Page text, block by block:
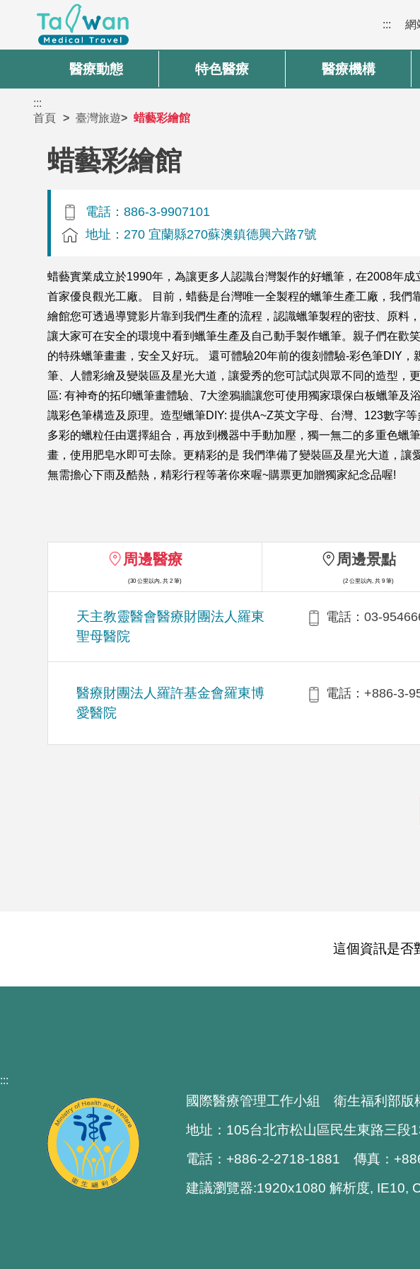
::: 網
醫療動態 特色醫療 醫療機構
:::
首頁
臺灣旅遊 蜡藝彩繪館
蜡藝彩繪館
電話：886-3-9907101
地址：270 宜蘭縣270蘇澳鎮德興六路7號
蜡藝實業成立於1990年，為讓更多人認識台灣製作的好蠟筆，在2008年
首家優良觀光工廠。 目前，蜡藝是台灣唯一全製程的蠟筆生產工廠，我
繪館您可透過導覽影片靠到我們生產的流程，認識蠟筆製程的密技、原料
讓大家可在安全的環境中看到蠟筆生產及自己動手製作蠟筆。親子們在歡
的特殊蠟筆畫畫，安全又好玩。 還可體驗20年前的復刻體驗-彩色筆DIY
筆、人體彩繪及變裝區及星光大道，讓愛秀的您可試試與眾不同的造型，
區: 有神奇的拓印蠟筆畫體驗、7大塗鴉牆讓您可使用獨家環保白板蠟筆
識彩色筆構造及原理。造型蠟筆DIY: 提供A~Z英文字母、台灣、123數字
多彩的蠟粒任由選擇組合，再放到機器中手動加壓，獨一無二的多重色蠟
畫，使用肥皂水即可去除。更精彩的是 我們準備了變裝區及星光大道，
無需擔心下雨及酷熱，精彩行程等著你來喔~購票更加贈獨家紀念品喔!
周邊醫療
(30 公里以內, 共 2 筆)
天主教靈醫會醫療財團法人羅東
聖母醫院
電話：03-
醫療財團法人羅許基金會羅東博
愛醫院
電話：+886-3-
周邊景點
(2 公里以內, 共 9 筆)
這個資訊是否
:::
國際醫療管理工作小組 衛生福利部版
地址：105台北市松山區民生東路三段
電話：+886-2-2718-1881 傳真：
建議瀏覽器:1920x1080 解析度, IE10,